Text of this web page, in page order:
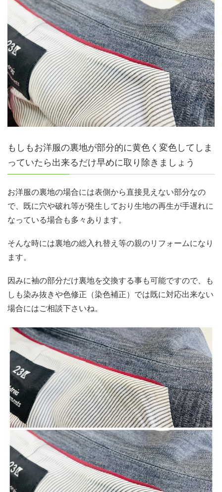
もしもお洋服の裏地が部分的に黄色く変色してしま
っていたら出来るだけ早めに取り除きましょう
お洋服の裏地の場合には表側から直接見えない部分なの
で、既に穴や破れ等が発生しており生地の再生が手遅れに
なっている場合も多々あります。
そんな時には裏地の総入れ替え等の親のリフォームになり
ます。
因みに袖の部分だけ裏地を交換する事も可能ですので、も
しも染み抜きや色修正（染色補正）では既に対応出来ない
場合にはご相談下さいね。